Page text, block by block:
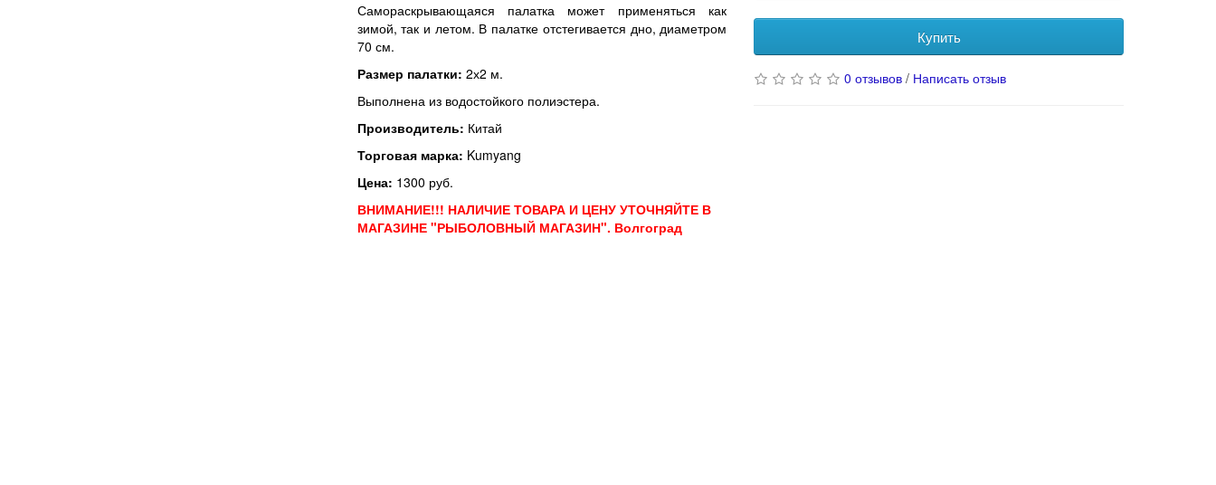
Самораскрывающаяся палатка может применяться как
зимой, так и летом. В палатке отстегивается дно, диаметром
70 см.
Размер палатки: 2х2 м.
Выполнена из водостойкого полиэстера.
Производитель: Китай
Торговая марка: Kumyang
Цена: 1300 руб.
ВНИМАНИЕ!!! НАЛИЧИЕ ТОВАРА И ЦЕНУ УТОЧНЯЙТЕ В
МАГАЗИНЕ "РЫБОЛОВНЫЙ МАГАЗИН". Волгоград
Купить
0 отзывов / Написать отзыв